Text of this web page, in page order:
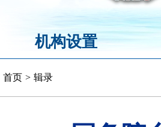
机构设置
首页 > 辑录